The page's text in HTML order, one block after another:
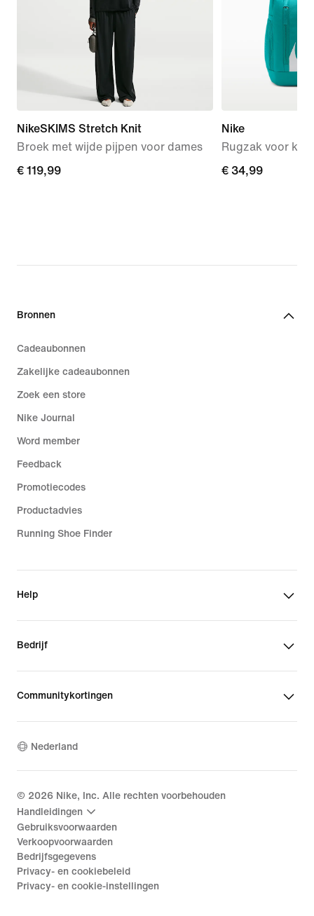
NikeSKIMS Stretch Knit
Broek met wijde pijpen voor dames
€ 119,99
€ 119,99
Nike
Rugzak voor
€ 34,99
€ 34,99
Bronnen
Cadeaubonnen
Zakelijke cadeaubonnen
Zoek een store
Nike Journal
Word member
Feedback
Promotiecodes
Productadvies
Running Shoe Finder
Help
Bedrijf
Communitykortingen
Nederland
© 2026 Nike, Inc. Alle rechten voorbehouden
Handleidingen
Gebruiksvoorwaarden
Verkoopvoorwaarden
Bedrijfsgegevens
Privacy- en cookiebeleid
Privacy- en cookie-instellingen